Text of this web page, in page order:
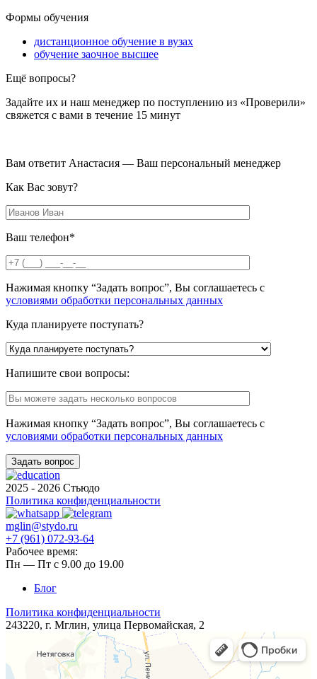
Формы обучения
дистанционное обучение в вузах
обучение заочное высшее
Ещё вопросы?
Задайте их и наш менеджер по поступлению из «Проверили»
свяжется с вами в течение 15 минут
Вам ответит Анастасия — Ваш персональный менеджер
Как Вас зовут?
Ваш телефон*
Нажимая кнопку “Задать вопрос”, Вы соглашаетесь с
условиями обработки персональных данных
Куда планируете поступать?
Напишите свои вопросы:
Нажимая кнопку “Задать вопрос”, Вы соглашаетесь с
условиями обработки персональных данных
2025 - 2026 Стьюдо
Политика конфиденциальности
mglin@stydo.ru
+7 (961) 072-93-64
Рабочее время:
Пн — Пт с 9.00 до 19.00
Блог
Политика конфиденциальности
243220, г. Мглин, ​улица ​Первомайская, 2